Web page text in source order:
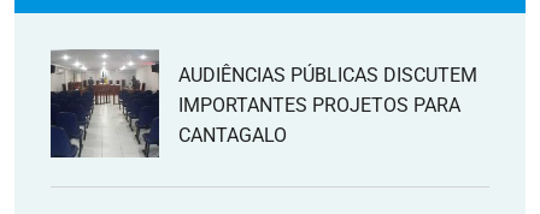
AUDIÊNCIAS PÚBLICAS DISCUTEM
IMPORTANTES PROJETOS PARA
CANTAGALO